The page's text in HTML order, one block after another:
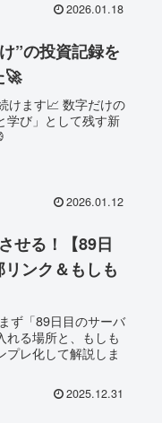
2026.01.18
”の投資記録を
🚀
けます📈 数字だけの
学び」として残す新
2026.01.12
せる！【89日
ンク＆もしも
ず「89日目のサーバ
れる場所と、もしも
レ化して解説しま
2025.12.31